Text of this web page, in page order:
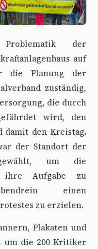
der
auf
die Planung der
zuständig,
die durch
wird, den
damit den Kreistag.
der Standort der
um die
ihre Aufgabe zu
einen
zu erzielen.
Plakaten und
um die 200 Kritiker